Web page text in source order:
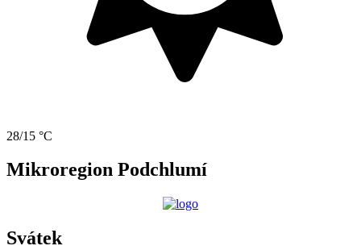
28/15 °C
Mikroregion Podchlumí
Svátek